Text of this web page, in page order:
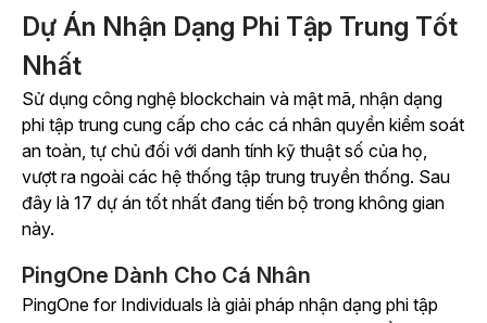
Dự Án Nhận Dạng Phi Tập Trung Tốt
Nhất
Sử dụng công nghệ blockchain và mật mã, nhận dạng
phi tập trung cung cấp cho các cá nhân quyền kiểm soát
an toàn, tự chủ đối với danh tính kỹ thuật số của họ,
vượt ra ngoài các hệ thống tập trung truyền thống. Sau
đây là 17 dự án tốt nhất đang tiến bộ trong không gian
này.
PingOne Dành Cho Cá Nhân
PingOne for Individuals là giải pháp nhận dạng phi tập